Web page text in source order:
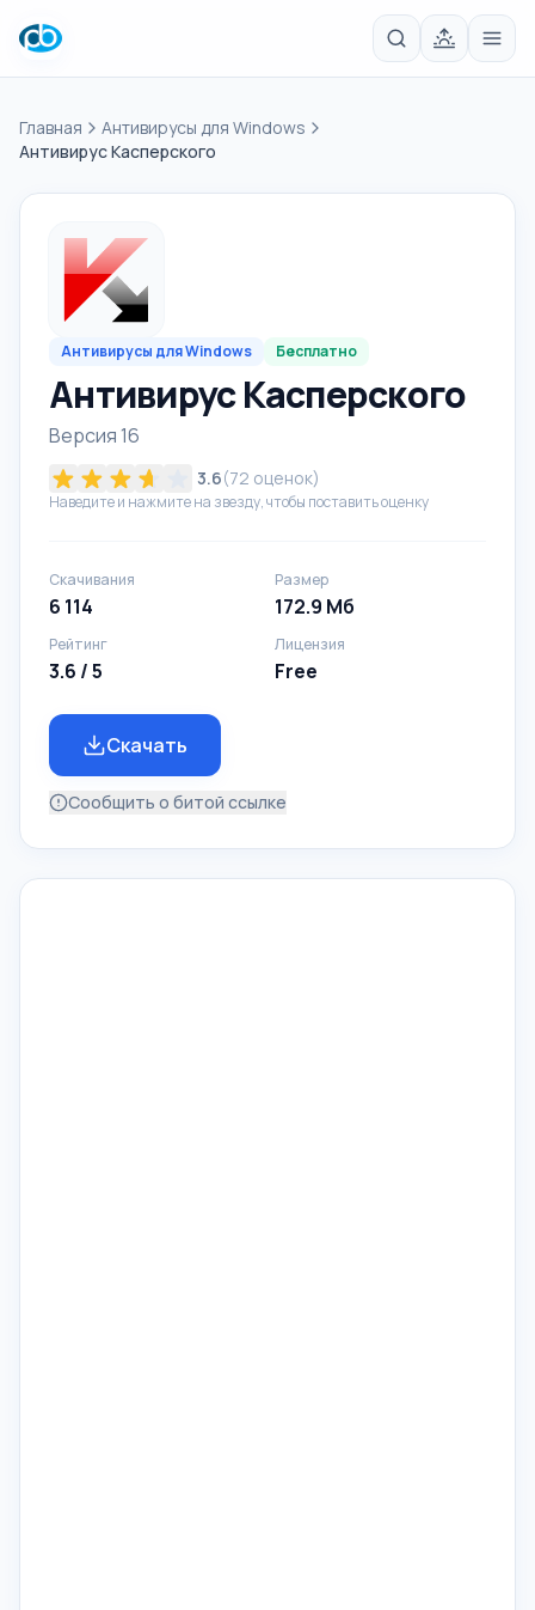
Главная
Антивирусы для Windows
Антивирус Касперского
Антивирусы для Windows Бесплатно
Антивирус Касперского
Версия 16
3.6(72 оценок)
Наведите и нажмите на звезду, чтобы поставить оценку
Скачивания
6 114
Размер
172.9 Mб
Рейтинг
3.6 / 5
Лицензия
Free
Скачать
Сообщить о битой ссылке